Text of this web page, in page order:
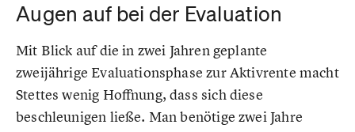
Augen auf bei der Evaluation
Mit Blick auf die in zwei Jahren geplante
zweijährige Evaluationsphase zur Aktivrente macht
Stettes wenig Hoffnung, dass sich diese
beschleunigen ließe. Man benötige zwei Jahre